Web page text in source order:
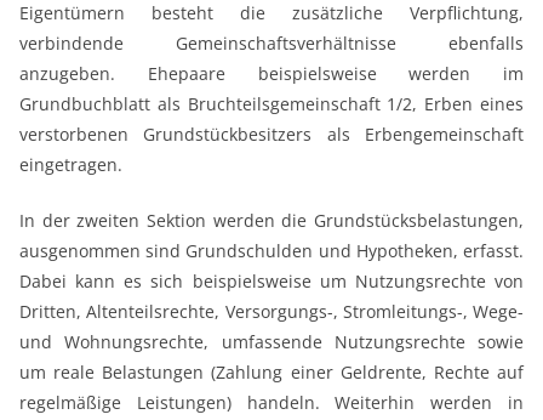
Eigentümern besteht die zusätzliche Verpflichtung,
verbindende Gemeinschaftsverhältnisse ebenfalls
anzugeben. Ehepaare beispielsweise werden im
Grundbuchblatt als Bruchteilsgemeinschaft 1/2, Erben eines
verstorbenen Grundstückbesitzers als Erbengemeinschaft
eingetragen.
In der zweiten Sektion werden die Grundstücksbelastungen,
ausgenommen sind Grundschulden und Hypotheken, erfasst.
Dabei kann es sich beispielsweise um Nutzungsrechte von
Dritten, Altenteilsrechte, Versorgungs-, Stromleitungs-, Wege-
und Wohnungsrechte, umfassende Nutzungsrechte sowie
um reale Belastungen (Zahlung einer Geldrente, Rechte auf
regelmäßige Leistungen) handeln. Weiterhin werden in